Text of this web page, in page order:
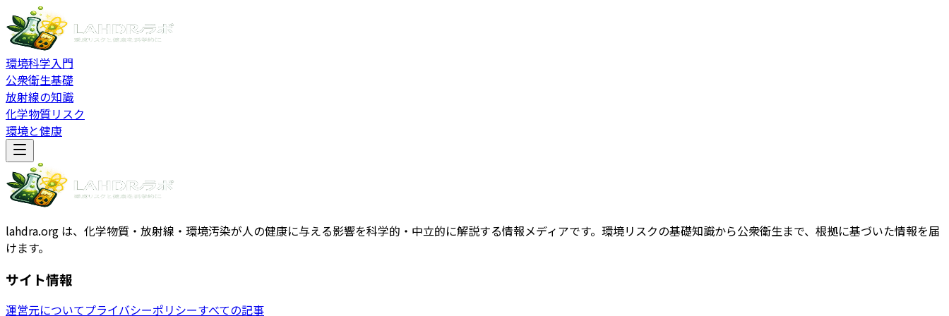
環境科学入門
公衆衛生基礎
放射線の知識
化学物質リスク
環境と健康
lahdra.org は、化学物質・放射線・環境汚染が人の健康に与える影響を科学的・中立的に解説する情報メディアです。環境リスクの基礎知識から公衆衛生まで、根拠に基づいた情報を届
けます。
サイト情報
運営元についてプライバシーポリシーすべての記事